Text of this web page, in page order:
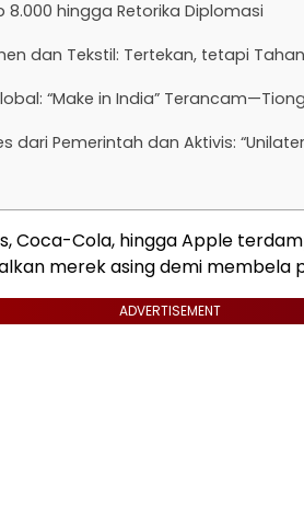
8.000 hingga Retorika Diplomasi
dan Tekstil: Tertekan, tetapi
“Make in India”
dari Pemerintah dan Aktivis:
Coca-Cola, hingga Apple
merek asing demi membela
ADVERTISEMENT